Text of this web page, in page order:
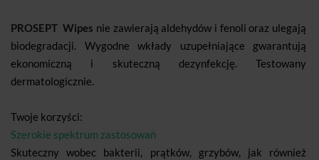
PROSEPT Wipes nie zawierają aldehydów i fenoli oraz ulegają
biodegradacji. Wygodne wkłady uzupełniające gwarantują
ekonomiczną i skuteczną dezynfekcję. Testowany
dermatologicznie.
Twoje korzyści:
Szerokie spektrum zastosowań
Skuteczny wobec bakterii, prątków, grzybów, jak również